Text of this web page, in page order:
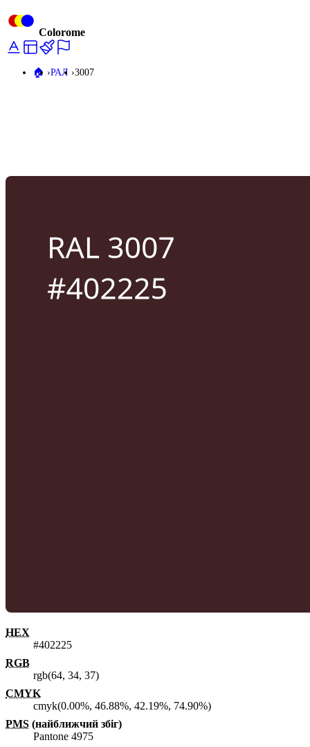
Colorome
🏠️ РАЛ 3007
HEX
#402225
RGB
rgb(64, 34, 37)
CMYK
cmyk(0.00%, 46.88%, 42.19%, 74.90%)
PMS (найближчий збіг)
Pantone 4975